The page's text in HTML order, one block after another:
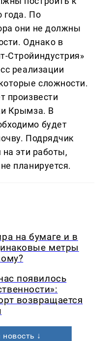
года. По
они не должны
Однако в
Стройиндустрия»
реализации
сложности.
произвести
Крымза. В
будет
Подрядчик
на эти работы,
планируется.
на бумаге и в
метры
появилось
возвращается
↓